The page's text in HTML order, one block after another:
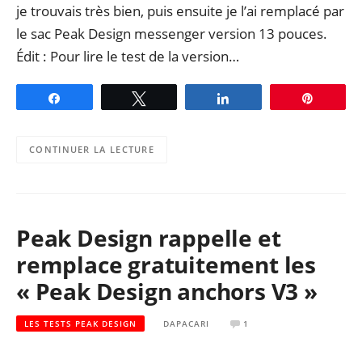
je trouvais très bien, puis ensuite je l’ai remplacé par
le sac Peak Design messenger version 13 pouces.
Édit : Pour lire le test de la version…
CONTINUER LA LECTURE
Peak Design rappelle et
remplace gratuitement les
« Peak Design anchors V3 »
LES TESTS PEAK DESIGN DAPACARI 1